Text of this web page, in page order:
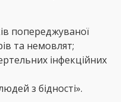
попереджуваної
та немовлят;
інфекційних
з бідності».